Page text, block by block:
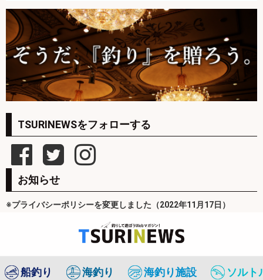
TSURINEWSをフォローする
お知らせ
※プライバシーポリシーを変更しました（2022年11月17日）
船釣り 海釣り 海釣り施設 ソルト